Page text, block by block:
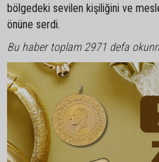
bölgedeki sevilen kişiliğini ve
önüne serdi.
Bu haber toplam 2971 defa